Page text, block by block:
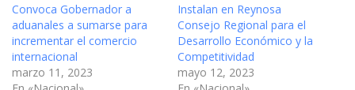
Convoca Gobernador a
aduanales a sumarse para
incrementar el comercio
internacional
marzo 11, 2023
Instalan en Reynosa
Consejo Regional para el
Desarrollo Económico y la
Competitividad
mayo 12, 2023